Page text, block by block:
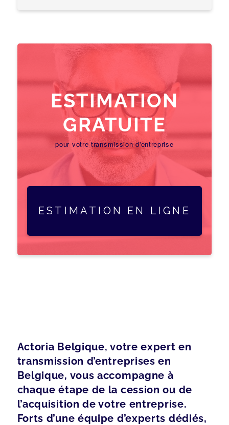
ESTIMATION
GRATUITE
pour votre transmission d'entreprise
ESTIMATION EN LIGNE
Actoria Belgique, votre expert en
transmission d’entreprises en
Belgique, vous accompagne à
chaque étape de la cession ou de
l’acquisition de votre entreprise.
Forts d’une équipe d’experts dédiés,